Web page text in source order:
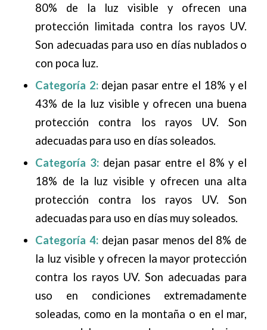
80% de la luz visible y ofrecen una
protección limitada contra los rayos UV.
Son adecuadas para uso en días nublados o
con poca luz.
Categoría 2:dejan pasar entre el 18% y el
43% de la luz visible y ofrecen una buena
protección contra los rayos UV. Son
adecuadas para uso en días soleados.
Categoría 3:dejan pasar entre el 8% y el
18% de la luz visible y ofrecen una alta
protección contra los rayos UV. Son
adecuadas para uso en días muy soleados.
Categoría 4:dejan pasar menos del 8% de
la luz visible y ofrecen la mayor protección
contra los rayos UV. Son adecuadas para
uso en condiciones extremadamente
soleadas, como en la montaña o en el mar,